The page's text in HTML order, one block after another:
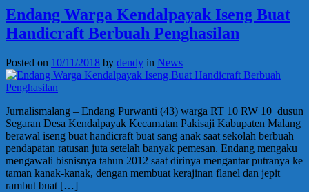
Endang Warga Kendalpayak Iseng Buat
Handicraft Berbuah Penghasilan
Posted on 10/11/2018 by dendy in News
Jurnalismalang – Endang Purwanti (43) warga RT 10 RW 10 dusun
Segaran Desa Kendalpayak Kecamatan Pakisaji Kabupaten Malang
berawal iseng buat handicraft buat sang anak saat sekolah berbuah
pendapatan ratusan juta setelah banyak pemesan. Endang mengaku
mengawali bisnisnya tahun 2012 saat dirinya mengantar putranya ke
taman kanak-kanak, dengan membuat kerajinan flanel dan jepit
rambut buat […]